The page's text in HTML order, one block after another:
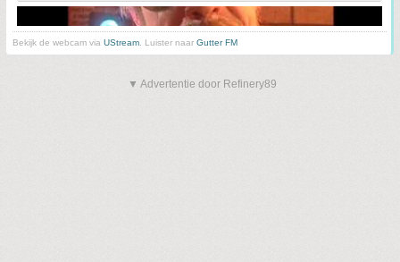
Bekijk de webcam via UStream . Luister naar Gutter FM
▼ Advertentie door Refinery89